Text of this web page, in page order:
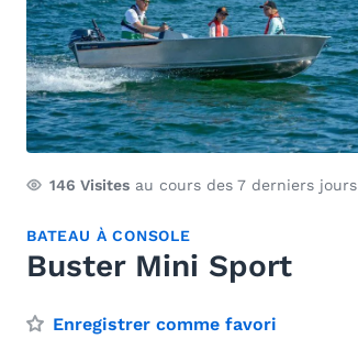
146 Visites au cours des 7 derniers jours
BATEAU À CONSOLE
Buster Mini Sport
Enregistrer comme favori